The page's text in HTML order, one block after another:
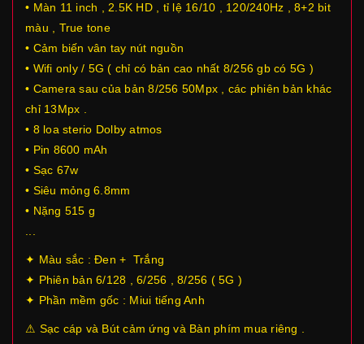
• Màn 11 inch , 2.5K HD , tỉ lệ 16/10 , 120/240Hz , 8+2 bit
màu , True tone
• Cảm biến vân tay nút nguồn
• Wifi only / 5G ( chỉ có bản cao nhất 8/256 gb có 5G )
• Camera sau của bản 8/256 50Mpx , các phiên bản khác
chỉ 13Mpx .
• 8 loa sterio Dolby atmos
• Pin 8600 mAh
• Sạc 67w
• Siêu mỏng 6.8mm
• Nặng 515 g
...
✦ Màu sắc : Đen + Trắng
✦ Phiên bản 6/128 , 6/256 , 8/256 ( 5G )
✦ Phần mềm gốc : Miui tiếng Anh
⚠ Sạc cáp và Bút cảm ứng và Bàn phím mua riêng .